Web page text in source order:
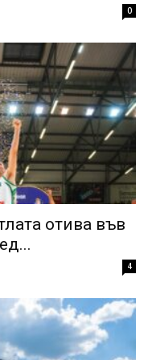
0
отива във
4